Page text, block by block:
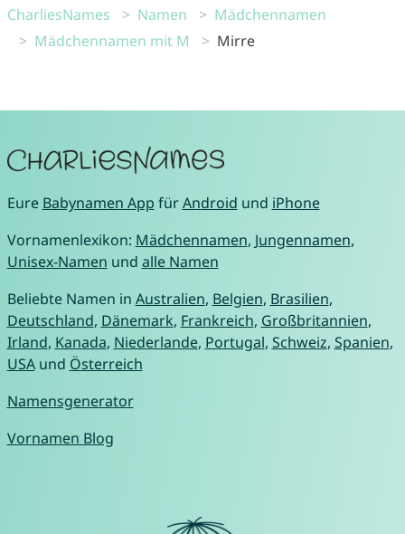
CharliesNames Namen
Mädchennamen
Mädchennamen mit M
Mirre
Eure Babynamen App fürAndroid und iPhone
Vornamenlexikon: Mädchennamen, Jungennamen,
Unisex-Namen und alle Namen
Beliebte Namen in Australien, Belgien, Brasilien,
Deutschland, Dänemark, Frankreich, Großbritannien,
Irland, Kanada, Niederlande, Portugal, Schweiz, Spanien,
USAund Österreich
Namensgenerator
Vornamen Blog